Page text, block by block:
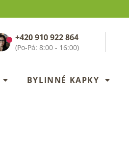
+420 910 922 864
BYLINNÉ KAPKY